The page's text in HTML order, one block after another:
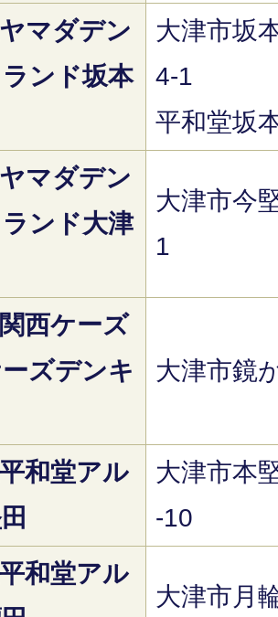
マダデン
ンド坂本
大津市坂
4-1
平和堂坂
マダデン
ンド大津
大津市今
1
西ケーズ
ズデンキ
大津市鏡
和堂アル
大津市本
-10
和堂アル
大津市月